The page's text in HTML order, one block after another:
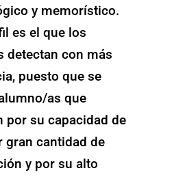
y memorístico.
es el que los
detectan con más
puesto que se
as que
por su capacidad de
gran cantidad de
y por su alto